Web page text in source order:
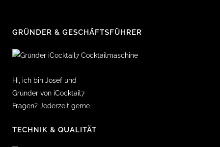
GRÜNDER & GESCHÄFTSFÜHRER
Hi, ich bin Josef und
Gründer von iCocktail7
Fragen? Jederzeit gerne
TECHNIK & QUALITÄT